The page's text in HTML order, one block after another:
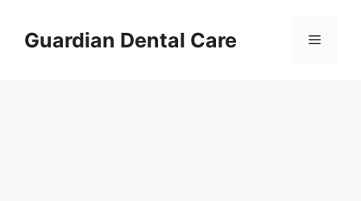
contentGuardian Dental Care Menu